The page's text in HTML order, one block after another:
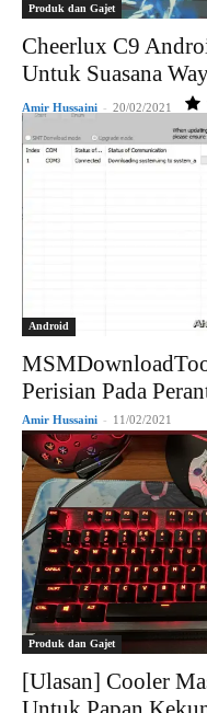
Produk dan Gajet
Cheerlux C9
Untuk Suasana
Amir Hussaini - 20/02/2021
Android
Perisian Pada
Amir Hussaini - 11/02/2021
Produk dan Gajet
[Ulasan] Cooler